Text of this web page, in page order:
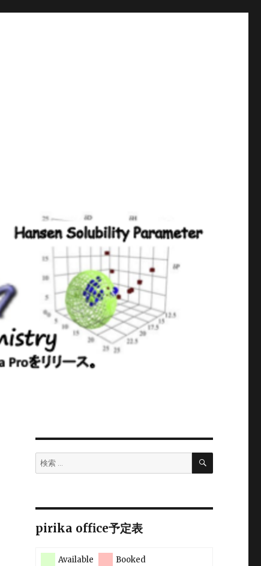
検
索:
検
pirika office予定表
Available
Booked